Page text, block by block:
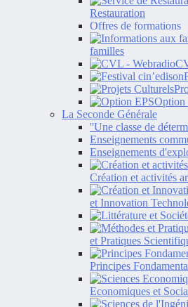
Restauration
Offres de formations
familles
Option
La Seconde Générale
''Une classe de
Enseignements
Enseignements
Création et activités
et Innovation
et Pratiques
Principes
Economiques et